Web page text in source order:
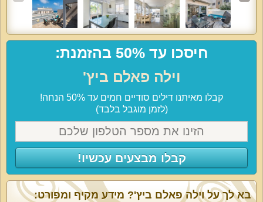
חיסכו עד 50% בהזמנת:
וילה פאלם ביץ'
קבלו מאיתנו דילים סודיים חמים עד 50% הנחה!
(לזמן מוגבל בלבד)
קבלו מבצעים עכשיו!
בא לך על וילה פאלם ביץ'? מידע מקיף ומפורט: